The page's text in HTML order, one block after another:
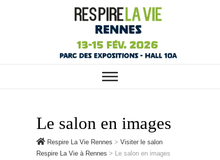
Respire La Vie
Rennes
RESPIRE LA VIE RENNES :
VOTRE SALON ÉCOLO, BIO,
BIEN-ÊTRE ET HABITAT SAIN À
Le salon en images
Respire La Vie Rennes > Visiter le salon
Respire La Vie à Rennes > Le salon en images